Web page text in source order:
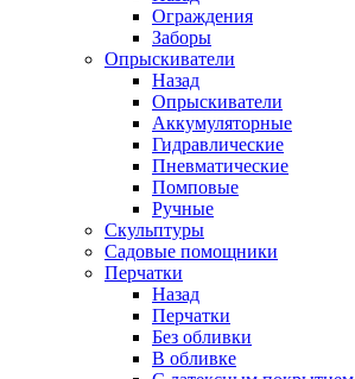
Ограждения
Заборы
Опрыскиватели
Назад
Опрыскиватели
Аккумуляторные
Гидравлические
Пневматические
Помповые
Ручные
Скульптуры
Садовые помощники
Перчатки
Назад
Перчатки
Без обливки
В обливке